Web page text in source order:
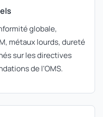
globale,
métaux lourds, dureté
sur les directives
de l'OMS.